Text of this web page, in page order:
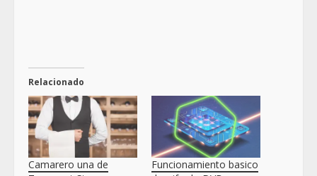
Relacionado
Camarero una de
Funcionamiento basico